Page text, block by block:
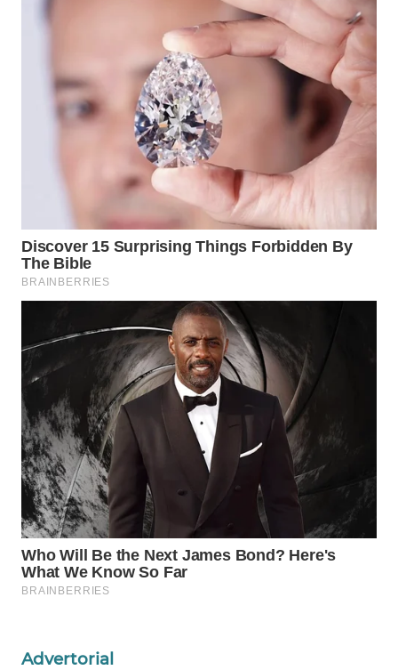
Advertorial
WAHANA
TRAVEL
TV
WAHANANEWS
ID
WAHANANEWS
WAHANANEWS
WAHANA
SPORT
WAHANA
UMKM
WAHANA
SELEB
PERSONA